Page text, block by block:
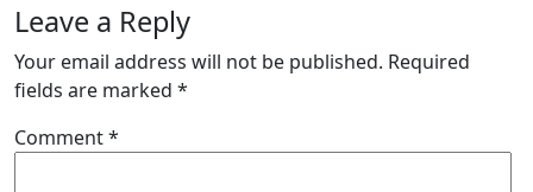
Leave a Reply
Your email address will not be published. Required
fields are marked *
Comment*